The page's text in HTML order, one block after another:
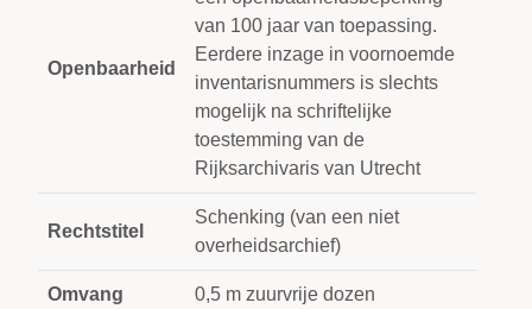
Openbaarheid
van 100 jaar van toepassing.
Eerdere inzage in voornoemde
inventarisnummers is slechts
mogelijk na schriftelijke
toestemming van de
Rijksarchivaris van Utrecht
Rechtstitel
Schenking (van een niet
overheidsarchief)
Omvang 0,5 m zuurvrije dozen